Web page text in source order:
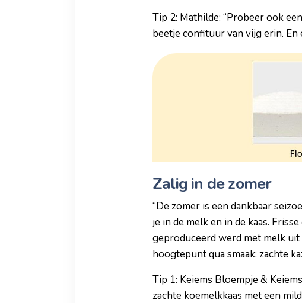
Tip 2: Mathilde: “Probeer ook
beetje confituur van vijg erin. En
Zalig in de zomer
“De zomer is een dankbaar
je in de melk en in de kaas.
geproduceerd werd met melk
hoogtepunt qua smaak: zachte
Tip 1: Keiems Bloempje &
zachte koemelkkaas met een